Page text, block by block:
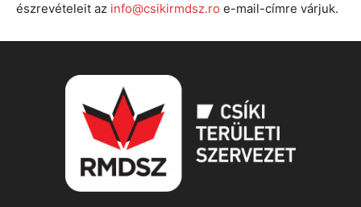
észrevételeit az info@csikirmdsz.ro e-mail-címre várjuk.